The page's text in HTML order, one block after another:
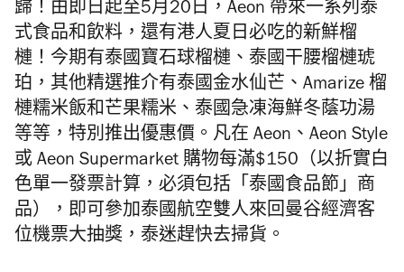
歸！由即日起至5月20日，Aeon 帶來一系列泰
式食品和飲料，還有港人夏日必吃的新鮮榴
槤！今期有泰國寶石球榴槤、泰國干腰榴槤琥
珀，其他精選推介有泰國金水仙芒、Amarize 榴
槤糯米飯和芒果糯米、泰國急凍海鮮冬蔭功湯
等等，特別推出優惠價。凡在 Aeon、Aeon Style
或 Aeon Supermarket 購物每滿$150（以折實白
色單一發票計算，必須包括「泰國食品節」商
品），即可參加泰國航空雙人來回曼谷經濟客
位機票大抽獎，泰迷趕快去掃貨。